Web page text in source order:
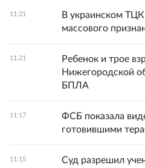
11:21
В украинском
массового
11:21
Ребенок и трое
Нижегородской
БПЛА
11:17
ФСБ показала
готовившими
11:15
Суд разрешил